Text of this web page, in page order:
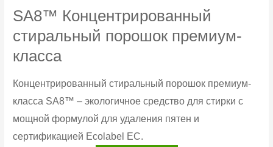
SA8™ Концентрированный
стиральный порошок премиум-
класса
Концентрированный стиральный порошок премиум-
класса SA8™ – экологичное средство для стирки с
мощной формулой для удаления пятен и
сертификацией Ecolabel ЕС.